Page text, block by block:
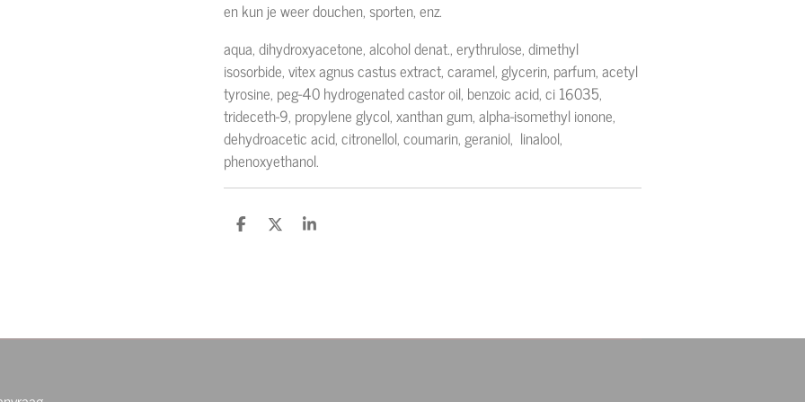
en kun je weer douchen, sporten, enz.
aqua, dihydroxyacetone, alcohol denat., erythrulose, dimethyl
isosorbide, vitex agnus castus extract, caramel, glycerin, parfum, acetyl
tyrosine, peg-40 hydrogenated castor oil, benzoic acid, ci 16035,
trideceth-9, propylene glycol, xanthan gum, alpha-isomethyl ionone,
dehydroacetic acid, citronellol, coumarin, geraniol, linalool,
phenoxyethanol.
D D S